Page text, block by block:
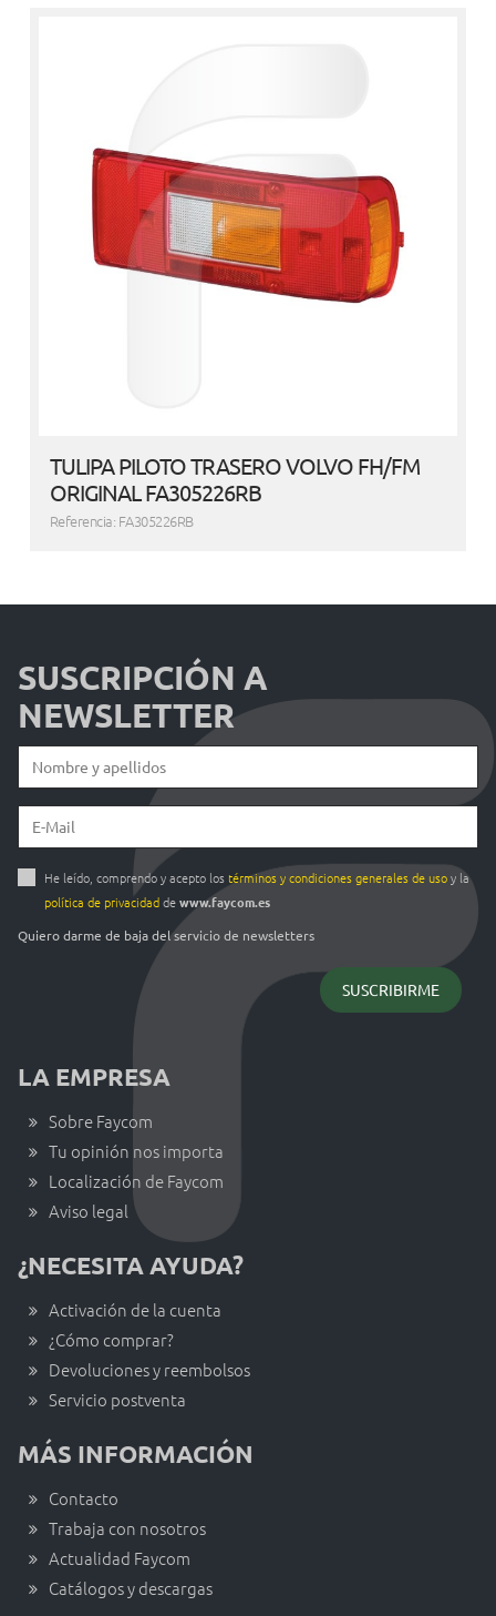
TULIPA PILOTO TRASERO VOLVO FH/FM
ORIGINAL FA305226RB
Referencia: FA305226RB
SUSCRIPCIÓN A
NEWSLETTER
He leído, comprendo y acepto los términos y condiciones generales de usoy la
política de privacidaddewww.faycom.es
Quiero darme de baja del servicio de newsletters
LA EMPRESA
Sobre Faycom
Tu opinión nos importa
Localización de Faycom
Aviso legal
¿NECESITA AYUDA?
Activación de la cuenta
¿Cómo comprar?
Devoluciones y reembolsos
Servicio postventa
MÁS INFORMACIÓN
Contacto
Trabaja con nosotros
Actualidad Faycom
Catálogos y descargas